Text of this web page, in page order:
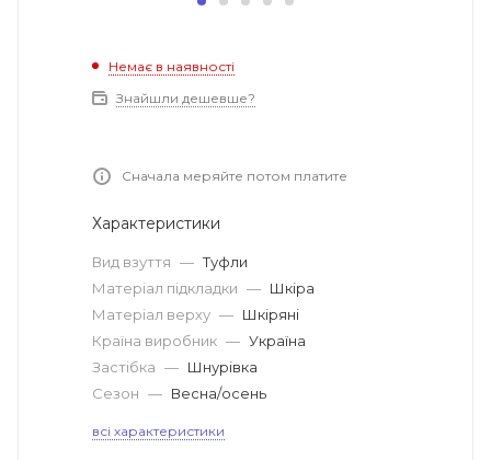
Немає в наявності
Знайшли дешевше?
Сначала меряйте потом платите
Характеристики
Вид взуття — Туфли
Матеріал підкладки — Шкіра
Матеріал верху — Шкіряні
Країна виробник — Україна
Застібка — Шнурівка
Сезон — Весна/осень
всі характеристики